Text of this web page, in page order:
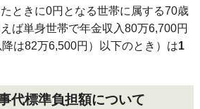
ときに0円となる世帯に属する70歳
ば単身世帯で年金収入80万6,700円
降は82万6,500円）以下のとき）は1
代標準負担額について